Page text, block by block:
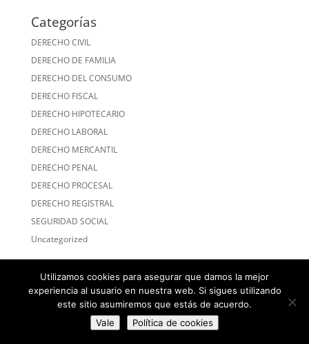
Categorías
DERECHO CIVIL
DERECHO DE FAMILIA
DERECHO DEL CONSUMO
DERECHO FISCAL
DERECHO HIPOTECARIO
DERECHO LABORAL
DERECHO MERCANTIL
DERECHO PENAL
DERECHO PROCESAL
DERECHO REGISTRAL
SEGURIDAD SOCIAL
Uncategorized
Elegant Themes| Desarrollado por
Utilizamos cookies para asegurar que damos la mejor
experiencia al usuario en nuestra web. Si sigues utilizando
este sitio asumiremos que estás de acuerdo.
Vale
Política de cookies